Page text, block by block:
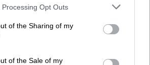
website/app uses one or more Google
or usage behaviour. You may click to
to Google and its third-party tags to
specified purposes in below Google
Opt Outs
of the Sharing of my
of the Sale of my
06:11
2025: To πρόγραμμα των
για τους υποψήφιους
εξετάσεις του Ιουνίου